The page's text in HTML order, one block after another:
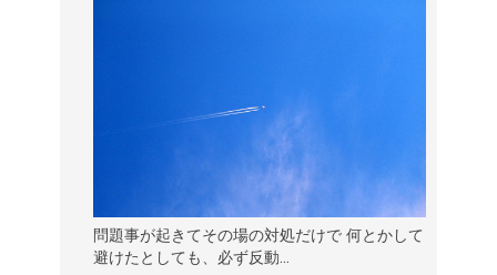
問題事が起きてその場の対処だけで 何とかして
避けたとしても、必ず反動...